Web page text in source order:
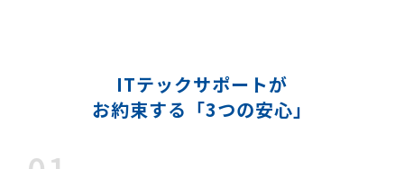
ITテックサポートが
お約束する「3つの安心」